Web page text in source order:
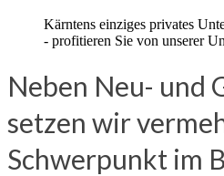
Kärntens einziges privates
- profitieren Sie von unserer
Neben Neu- und
setzen wir
Schwerpunkt im